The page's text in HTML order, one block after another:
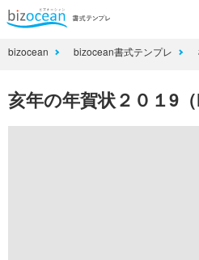
bizocean bizocean書式テンプレ
亥年の年賀状２０１9（